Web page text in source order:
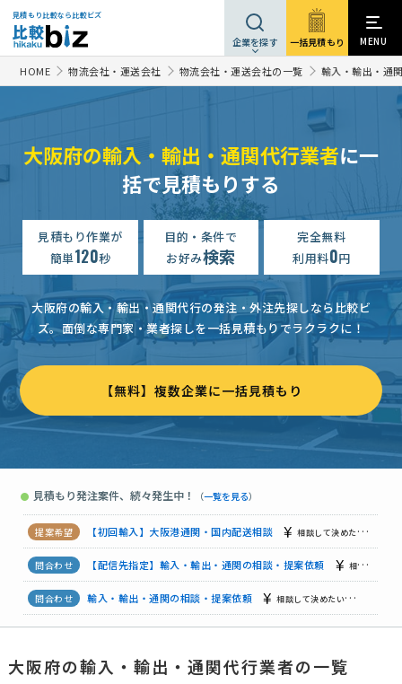
見積もり比較なら比較ビズ
企業を探す 一括見積もり MENU
HOME 物流会社・運送会社 物流会社・運送会社の一覧 輸入・輸出・通
大阪府の輸入・輸出・通関代行業者に一
括で見積もりする
見積もり作業が
簡単120秒
目的・条件で
お好み検索
完全無料
利用料0円
大阪府の輸入・輸出・通関代行の発注・外注先探しなら比較ビ
ズ。面倒な専門家・業者探しを一括見積もりでラクラクに！
【無料】複数企業に一括見積もり
● 見積もり発注案件、続々発生中！ （一覧を見る）
輸入・輸出・通関の相談・提案依頼
【初回輸入】大阪港通関・国内配送相談 相談して決めたい
【配信先指定】輸入・輸出・通関の相談・提案依頼 相談して決めたい
輸入・輸出・通関の相談・提案依頼 相談して決めたい 大阪府
輸入・輸出・通関の相談・提案依頼 相談して決めたい
【個人│USAへの輸出見積り】輸入・輸出・通関の相談・提案依頼
【上海の会社からワインを発送したい】輸入・輸出・通関の相談・提案依頼
輸入・輸出・通関の相談・提案依頼 相談して決めたい
【香港からランドローバーを1台輸入】輸入・通関の相談・提案依頼
【食器(スプーン)】輸入品の通関代行を依頼
輸入・輸出・通関の相談・提案依頼 相談して決めたい
【初回輸入】大阪港通関・国内配送相談 相談して決めたい
【配信先指定】輸入・輸出・通関の相談・提案依頼 相談して決めたい
輸入・輸出・通関の相談・提案依頼
輸入・輸出・通関の相談・提案依頼 相談して決めたい
大阪府の輸入・輸出・通関代行業者の一覧